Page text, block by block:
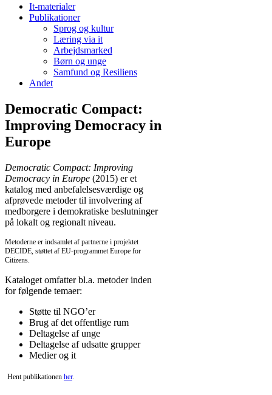
It-materialer
Publikationer
Sprog og kultur
Læring via it
Arbejdsmarked
Børn og unge
Samfund og Resiliens
Andet
Democratic Compact:
Improving Democracy in
Europe
Democratic Compact: Improving
Democracy in Europe (2015) er et
katalog med anbefalelsesværdige og
afprøvede metoder til involvering af
medborgere i demokratiske beslutninger
på lokalt og regionalt niveau.
Beaucoup d’hommes décident d’acheter Priligy en France
précoce. L’achat en ligne facilite grandement l’accès à ce
habituelles. Les pharmacies numériques assurent un service fiable,
de la confidentialité.
Metoderne er indsamlet af partnerne i projektet
DECIDE, støttet af EU-programmet Europe for
Citizens.
Kataloget omfatter bl.a. metoder inden
for følgende temaer:
Støtte til NGO’er
Brug af det offentlige rum
Deltagelse af unge
Deltagelse af udsatte grupper
Medier og it
Hent publikationen her.